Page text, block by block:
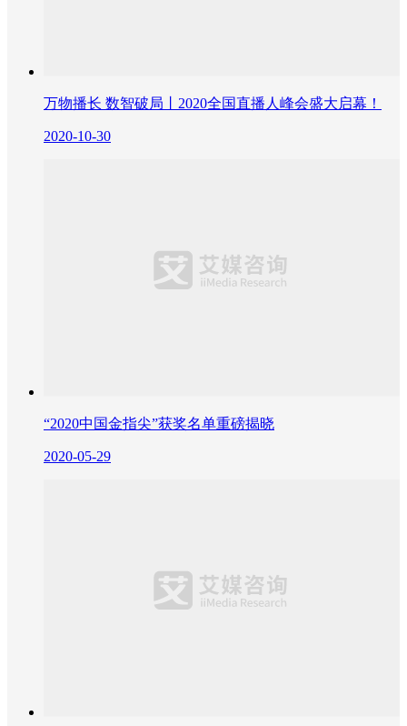
万物播长 数智破局丨2020全国直播人峰会盛大启幕！
2020-10-30
“2020中国金指尖”获奖名单重磅揭晓
2020-05-29